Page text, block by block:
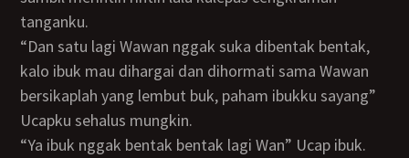
tanganku.
“Dan satu lagi Wawan nggak suka dibentak bentak,
kalo ibuk mau dihargai dan dihormati sama Wawan
bersikaplah yang lembut buk, paham ibukku sayang”
Ucapku sehalus mungkin.
“Ya ibuk nggak bentak bentak lagi Wan” Ucap ibuk.